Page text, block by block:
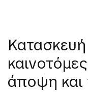
άποψη και